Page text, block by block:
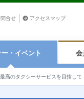
問合せ アクセスマップ
ー・イベント 会
高のタクシーサービスを目指して